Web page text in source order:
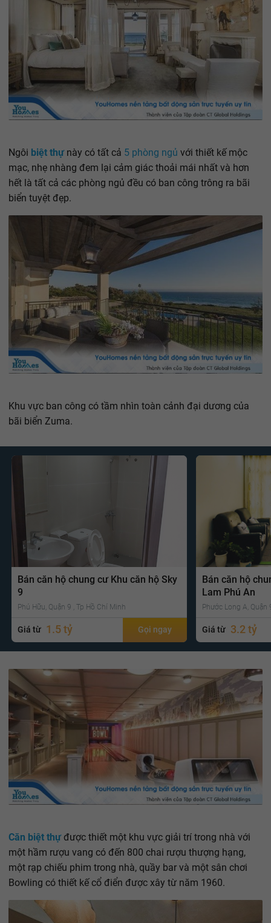
Ngôi biệt thự này có tất cả 5 phòng ngủ với thiết kế mộc
mạc, nhẹ nhàng đem lại cảm giác thoải mái nhất và hơn
hết là tất cả các phòng ngủ đều có ban công trông ra bãi
biển tuyệt đẹp.
Khu vực ban công có tầm nhìn toàn cảnh đại dương của
bãi biển Zuma.
Bán căn hộ chung cư Khu căn hộ Sky
9
Phú Hữu, Quận 9 , Tp Hồ Chí Minh
Giá từ 1.5 tỷ Gọi ngay
Bán căn hộ
Lam Phú An
Phước Long A, Quận
Giá từ 3.2 tỷ
Căn biệt thựđược thiết một khu vực giải trí trong nhà với
một hầm rượu vang có đến 800 chai rượu thượng hạng,
một rạp chiếu phim trong nhà, quầy bar và một sân chơi
Bowling có thiết kế cổ điển được xây từ năm 1960.